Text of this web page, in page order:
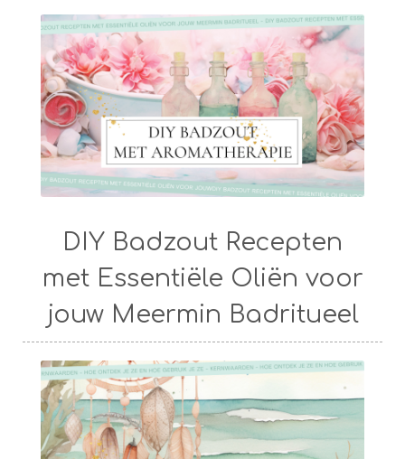
DIY Badzout Recepten
met Essentiële Oliën voor
jouw Meermin Badritueel